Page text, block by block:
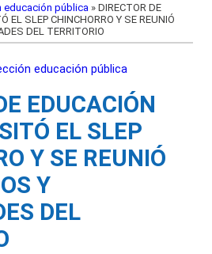
educación pública » DIRECTOR DE
EL SLEP CHINCHORRO Y SE REUNIÓ
DEL TERRITORIO
educación pública
EDUCACIÓN
EL SLEP
Y SE REUNIÓ
Y
DEL